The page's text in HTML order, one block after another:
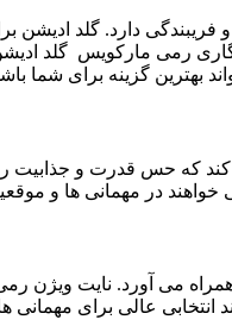
دارد. گلد
کند که حس قدرت و
مهمانی ها و موقعیت های
می آورد. نایت